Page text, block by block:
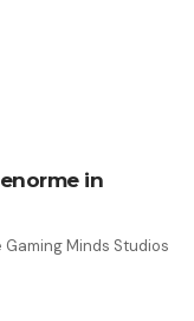
in
Minds Studios